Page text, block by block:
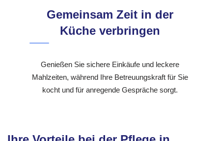
Gemeinsam Zeit in der
Küche verbringen
Genießen Sie sichere Einkäufe und leckere
Mahlzeiten, während Ihre Betreuungskraft für Sie
kocht und für anregende Gespräche sorgt.